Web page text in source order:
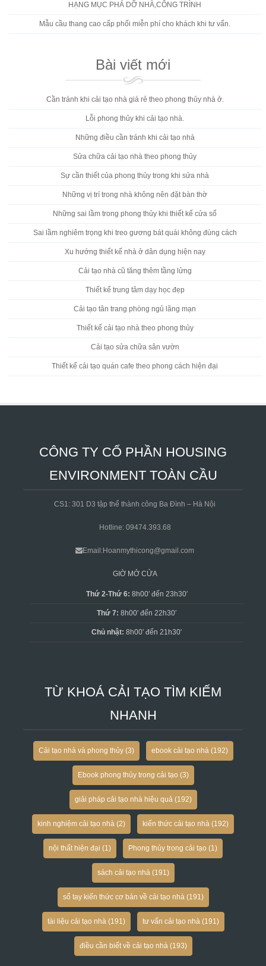
HẠNG MỤC PHÁ DỠ NHÀ,CÔNG TRÌNH
Mẫu cầu thang cao cấp phối miễn phí cho khách khi tư vấn.
Bài viết mới
Cần tránh khi cải tạo nhà giá rẻ theo phong thủy nhà ở.
Lỗi phong thủy khi cải tạo nhà.
Những điều cần tránh khi cải tạo nhà
Sửa chữa cải tạo nhà theo phong thủy
Sự cần thiết của phong thủy trong khi sửa nhà
Những vị trí trong nhà không nên đặt bàn thờ
Những sai lầm trong phong thủy khi thiết kế cửa sổ
Sai lầm nghiêm trọng khi treo gương bát quái không đúng cách
Xu hướng thiết kế nhà ở dân dụng hiện nay
Cải tạo nhà cũ tăng thêm tầng lửng
Thiết kế trung tâm dạy học đẹp
Cải tạo tân trang phòng ngủ lãng mạn
Thiết kế cải tạo nhà theo phong thủy
Cải tạo sửa chữa sân vườn
Thiết kế cải tạo quán cafe theo phong cách hiện đại
CÔNG TY CỔ PHẦN HOUSING
ENVIRONMENT TOÀN CẦU
CS1: 301 D3 tập thể thành công Ba Đình – Hà Nội
Hotline: 09474.393.68
Email:Hoanmythicong@gmail.com
GIỜ MỞ CỬA
Thứ 2-Thứ 6: 8h00′ đến 23h30′
Thứ 7: 8h00′ đến 22h30′
Chủ nhật: 8h00′ đến 21h30′
TỪ KHOÁ CẢI TẠO TÌM KIẾM
NHANH
Cải tạo nhà và phong thủy(3) ebook cải tạo nhà (192)
Ebook phong thủy trong cải tạo (3)
giải pháp cải tạo nhà hiệu quả (192)
kinh nghiệm cải tạo nhà (2) kiến thức cải tạo nhà (192)
nội thất hiện đại (1) Phong thủy trong cải tạo (1)
sách cải tạo nhà (191)
sổ tay kiến thức cơ bản về cải tạo nhà (191)
tài liệu cải tạo nhà (191) tư vấn cải tạo nhà (191)
điều cần biết về cải tạo nhà (193)